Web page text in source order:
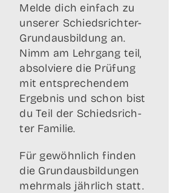
Mel­de dich ein­fach zu
unse­rer Schieds­rich­ter-
Grund­aus­bil­dung an.
Nimm am Lehr­gang teil,
absol­vie­re die Prü­fung
mit ent­spre­chen­dem
Ergeb­nis und schon bist
du Teil der Schieds­rich­
ter Familie.
Für gewöhn­lich fin­den
die Grund­aus­bil­dun­gen
mehr­mals jähr­lich statt.